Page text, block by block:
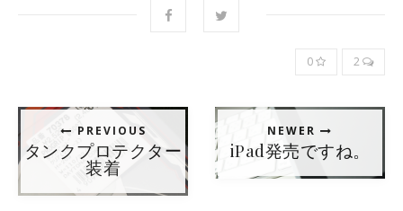
0 2
PREVIOUS
タンクプロテクター
装着
NEWER
iPad発売ですね。